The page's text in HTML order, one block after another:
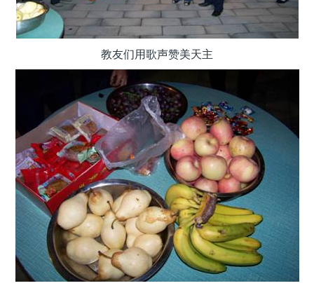
教友们用歌声赞美天主